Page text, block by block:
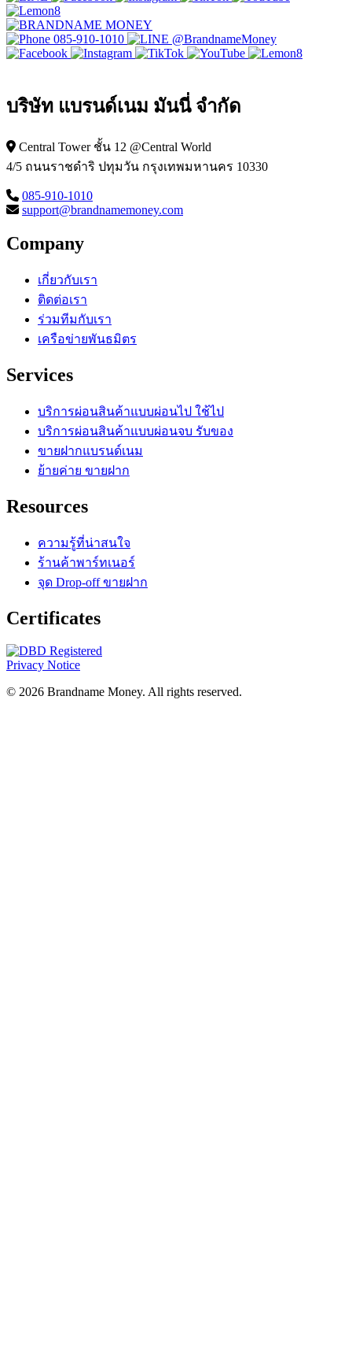
085-910-1010 @BrandnameMoney
บริษัท แบรนด์เนม มันนี่ จำกัด
Central Tower ชั้น 12 @Central World
4/5 ถนนราชดำริ ปทุมวัน กรุงเทพมหานคร 10330
085-910-1010
support@brandnamemoney.com
Company
เกี่ยวกับเรา
ติดต่อเรา
ร่วมทีมกับเรา
เครือข่ายพันธมิตร
Services
บริการผ่อนสินค้าแบบผ่อนไป ใช้ไป
บริการผ่อนสินค้าแบบผ่อนจบ รับของ
ขายฝากแบรนด์เนม
ย้ายค่าย ขายฝาก
Resources
ความรู้ที่น่าสนใจ
ร้านค้าพาร์ทเนอร์
จุด Drop-off ขายฝาก
Certificates
Privacy Notice
© 2026 Brandname Money. All rights reserved.